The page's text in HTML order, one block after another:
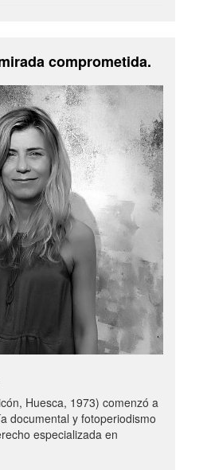
comprometida.
Huesca, 1973) comenzó a
documental y fotoperiodismo
especializada en